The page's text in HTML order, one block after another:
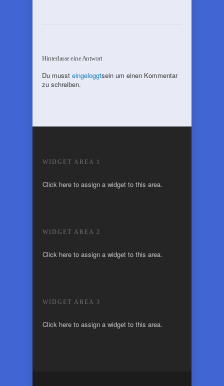
Hinterlasse eine Antwort
Du musst eingeloggtsein um einen Kommentar
zu schreiben.
WIDGET AREA 1
Click here to assign a widget to this area.
WIDGET AREA 2
Click here to assign a widget to this area.
WIDGET AREA 3
Click here to assign a widget to this area.